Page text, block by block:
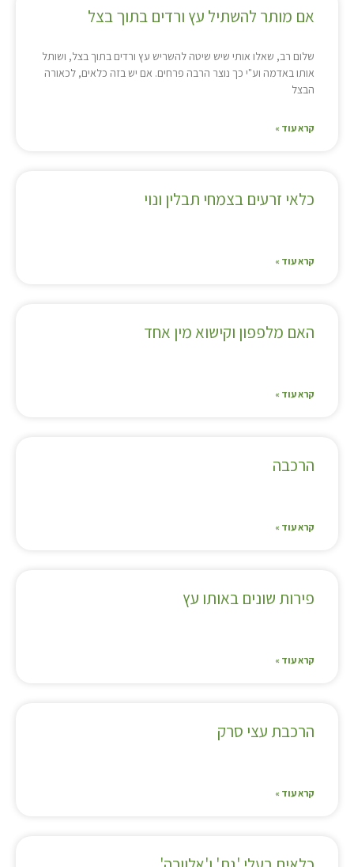
אם מותר להשתיל עץ ורדים בתוך בצל
שלום רב, שאלו אותי שיש שיטה להשריש עץ ורדים בתוך בצל, ושותל
אותו באדמה וע"י כך נוצר הרבה פרחים. אם יש בזה כלאים, לכאורה
הבצל
קרא עוד »
כלאי זרעים בצמחי תבלין ונוי
קרא עוד »
האם מלפפון וקישוא מין אחד
קרא עוד »
הרכבה
קרא עוד »
פירות שונים באותו עץ
קרא עוד »
הרכבת עצי סרק
קרא עוד »